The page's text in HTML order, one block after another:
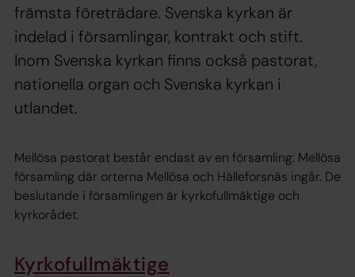
främsta företrädare. Svenska kyrkan är
indelad i församlingar, kontrakt och stift.
Inom Svenska kyrkan finns också pastorat,
nationella organ och Svenska kyrkan i
utlandet.
Mellösa pastorat består endast av en församling: Mellösa
församling där orterna Mellösa och Hälleforsnäs ingår. De
beslutande i församlingen är kyrkofullmäktige och
kyrkorådet.
Kyrkofullmäktige